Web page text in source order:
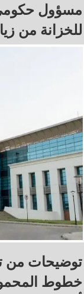
للخزانة من
توضيحات من
خطوط